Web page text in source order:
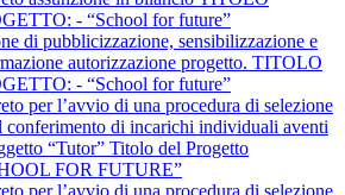
- “School for future”
di pubblicizzazione, sensibilizzazione e
autorizzazione progetto. TITOLO
- “School for future”
per l’avvio di una procedura di selezione
conferimento di incarichi individuali aventi
“Tutor” Titolo del Progetto
FOR FUTURE”